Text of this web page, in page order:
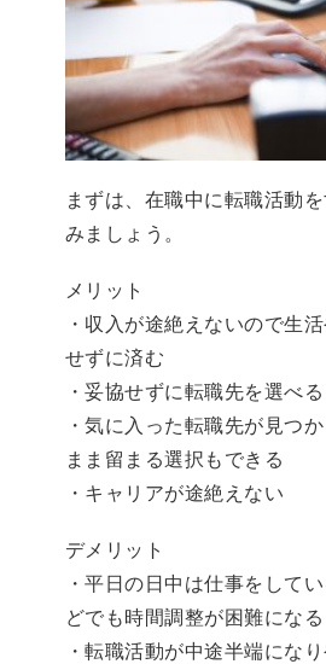
まずは、在職中に転職活動
みましょう。
メリット
・収入が途絶えないので生
せずに済む
・妥協せずに転職先を選べる
・気に入った転職先が見つ
まま留まる選択もできる
・キャリアが途絶えない
デメリット
・平日の日中は仕事をして
どでも時間調整が困難になる
・転職活動が中途半端にな